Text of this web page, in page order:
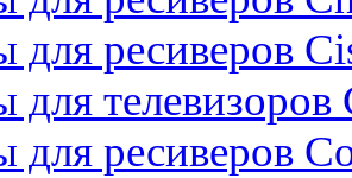
для ресиверов
для телевизоров
для ресиверов